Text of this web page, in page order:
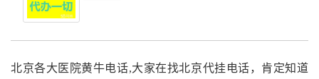
北京各大医院黄牛电话,大家在找北京代挂电话，肯定知道